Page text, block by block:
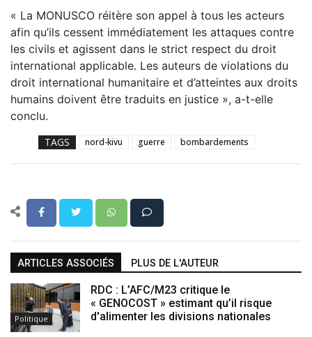
« La MONUSCO réitère son appel à tous les acteurs
afin qu’ils cessent immédiatement les attaques contre
les civils et agissent dans le strict respect du droit
international applicable. Les auteurs de violations du
droit international humanitaire et d’atteintes aux droits
humains doivent être traduits en justice », a-t-elle
conclu.
TAGS nord-kivu guerre bombardements
ARTICLES ASSOCIÉS PLUS DE L'AUTEUR
Politique
RDC : L’AFC/M23 critique le
« GENOCOST » estimant qu’il risque
d'alimenter les divisions nationales